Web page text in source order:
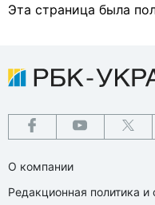
Эта страница была
О компании
Редакционная политика и